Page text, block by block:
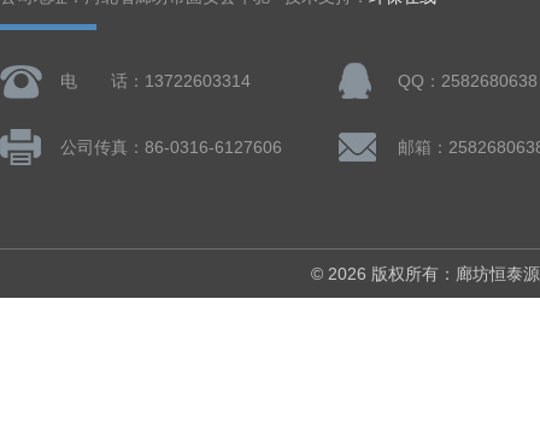
电 话：13722603314 QQ：2582680638
公司传真：86-0316-6127606 邮箱：
© 2026 版权所有：廊坊恒泰